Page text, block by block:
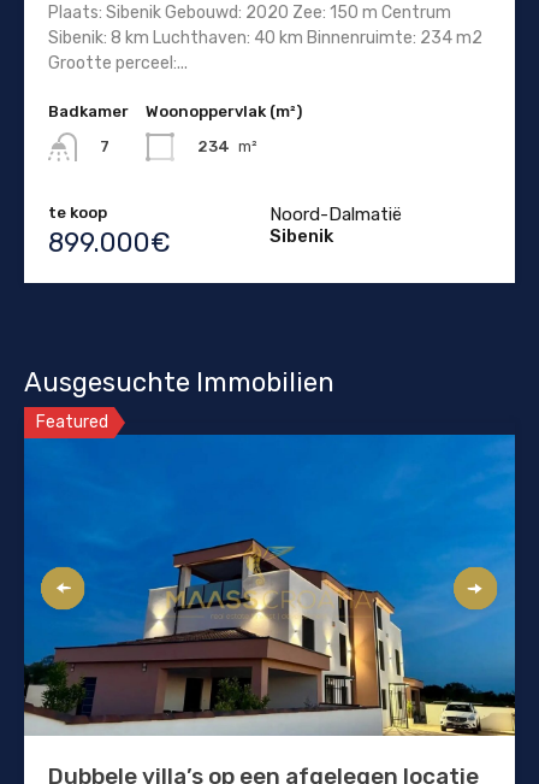
Plaats: Sibenik Gebouwd: 2020 Zee: 150 m Centrum
Sibenik: 8 km Luchthaven: 40 km Binnenruimte: 234 m2
Grootte perceel:...
Badkamer
7
Woonoppervlak (m²)
234 m²
te koop
899.000€
Noord-Dalmatië
Sibenik
Ausgesuchte Immobilien
Featured
Dubbele villa’s op een afgelegen locatie